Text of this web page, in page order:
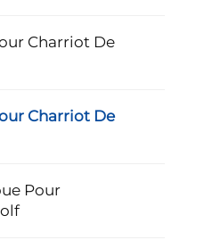
Charriot De
Charriot De
Pour